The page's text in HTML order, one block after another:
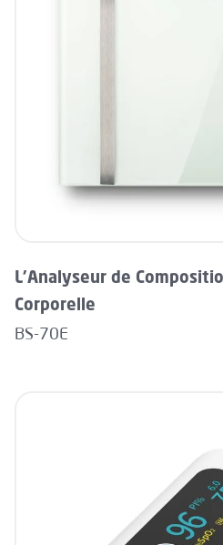
L'Analyseur de
Corporelle
BS-70E